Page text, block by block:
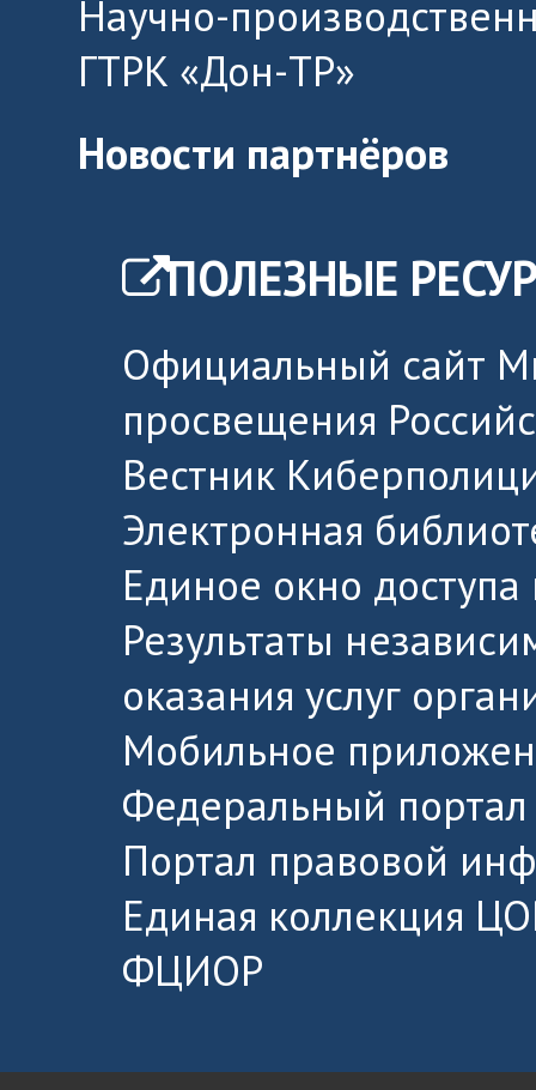
Научно-
ГТРК «Дон-ТР»
Новости партнёров
ПОЛЕЗНЫЕ
Официальный сайт
просвещения
Вестник
Электронная
Единое окно
Результаты
оказания услуг
Мобильное
Федеральный портал
Портал правовой
Единая коллекция
ФЦИОР